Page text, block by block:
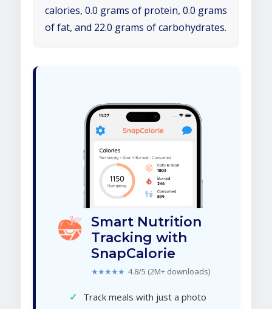
calories, 0.0 grams of protein, 0.0 grams
of fat, and 22.0 grams of carbohydrates.
Smart Nutrition
Tracking with
SnapCalorie
★★★★★ 4.8/5 (2M+ downloads)
✓ Track meals with just a photo